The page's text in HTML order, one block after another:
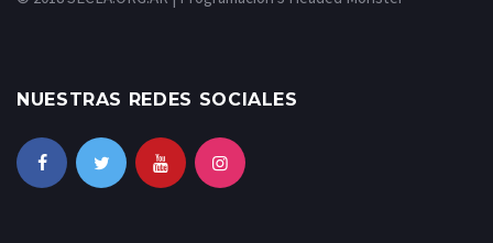
NUESTRAS REDES SOCIALES